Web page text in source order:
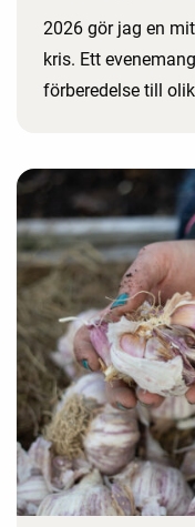
2026 gör jag en
kris. Ett
förberedelse till